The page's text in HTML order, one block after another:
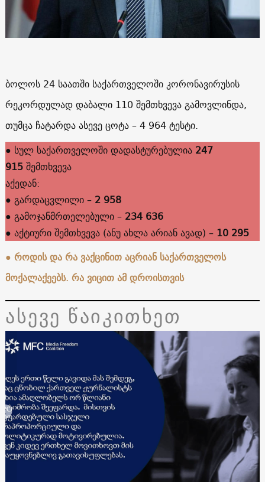
ბოლოს 24 საათში საქართველოში კორონავირუსის
რეკორდულად დაბალი 110 შემთხვევა გამოვლინდა,
თუმცა ჩატარდა ასევე ცოტა – 4 964 ტესტი.
● სულ საქართველოში დადასტურებულია247
915შემთხვევა
აქედან:
● გარდაცვლილი –2 958
● გამოჯანმრთელებული –234 636
● აქტიური შემთხვევა (ანუ ახლა არიან ავად) –10 295
● როდის და რა ვაქცინით აცრიან საქართველოს
მოქალაქეებს. რა ვიცით ამ დროისთვის
ასევე წაიკითხეთ